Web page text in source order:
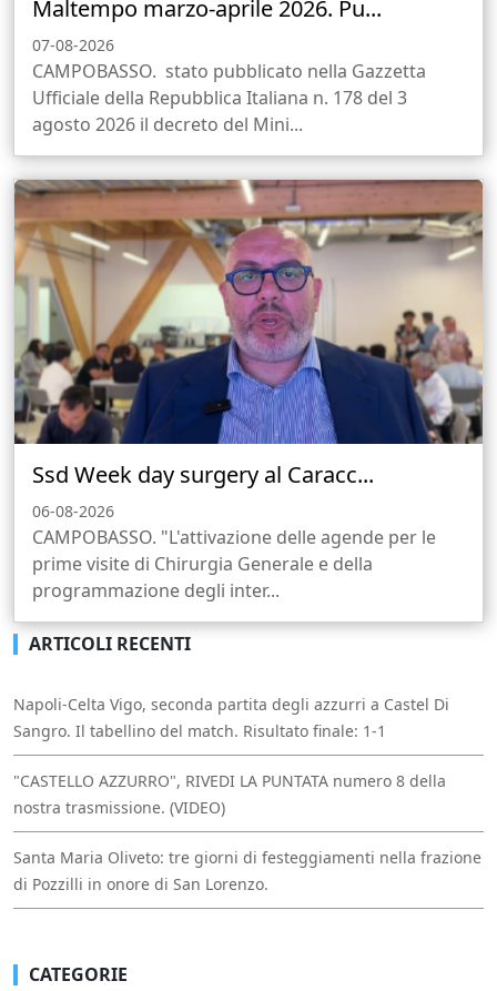
Maltempo marzo-aprile 2026. Pu...
07-08-2026
CAMPOBASSO. stato pubblicato nella Gazzetta
Ufficiale della Repubblica Italiana n. 178 del 3
agosto 2026 il decreto del Mini...
Ssd Week day surgery al Caracc...
06-08-2026
CAMPOBASSO. "L'attivazione delle agende per le
prime visite di Chirurgia Generale e della
programmazione degli inter...
ARTICOLI RECENTI
Napoli-Celta Vigo, seconda partita degli azzurri a Castel Di
Sangro. Il tabellino del match. Risultato finale: 1-1
"CASTELLO AZZURRO", RIVEDI LA PUNTATA numero 8 della
nostra trasmissione. (VIDEO)
Santa Maria Oliveto: tre giorni di festeggiamenti nella frazione
di Pozzilli in onore di San Lorenzo.
CATEGORIE